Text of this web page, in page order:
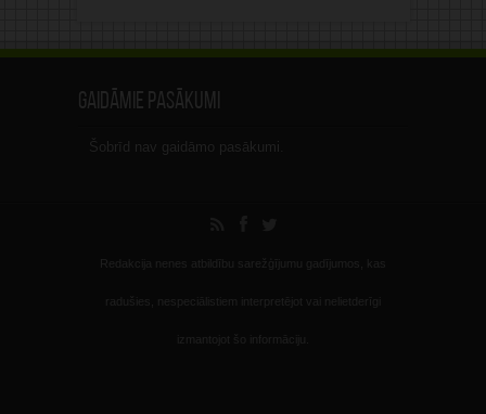
Gaidāmie pasākumi
Šobrīd nav gaidāmo pasākumi.
Redakcija nenes atbildību sarežģījumu gadījumos, kas
radušies, nespeciālistiem interpretējot vai nelietderīgi
izmantojot šo informāciju.